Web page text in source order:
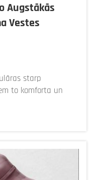
Augstākās
Vestes
starp
to komforta un
kas padara
izmantotie
koncentrējas uz